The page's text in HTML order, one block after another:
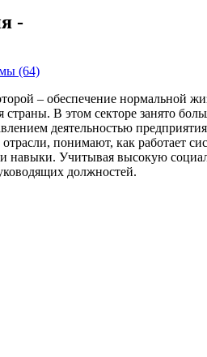
-
(64)
– обеспечение нормальной
В этом секторе занято
деятельностью
понимают, как работает
Учитывая высокую
должностей.